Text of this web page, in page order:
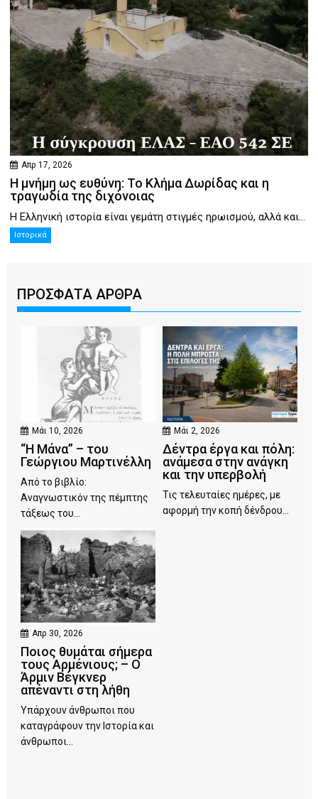
Απρ 17, 2026
Η μνήμη ως ευθύνη: Το Κλήμα Δωρίδας και η
τραγωδία της διχόνοιας
Η Ελληνική ιστορία είναι γεμάτη στιγμές ηρωισμού, αλλά και...
Ιστορικά
ΠΡΟΣΦΑΤΑ ΑΡΘΡΑ
Μάι 10, 2026
“Η Μάνα” – του
Γεώργιου Μαρτινέλλη
Από το βιβλίο:
Αναγνωστικόν της πέμπτης
τάξεως του...
Μάι 2, 2026
Δέντρα έργα και πόλη:
ανάμεσα στην ανάγκη
και την υπερβολή
Τις τελευταίες ημέρες, με
αφορμή την κοπή δένδρου...
Απρ 30, 2026
Ποιος θυμάται σήμερα
τους Αρμένιους; – Ο
Άρμιν Βέγκνερ
απέναντι στη λήθη
Υπάρχουν άνθρωποι που
καταγράφουν την Ιστορία και
άνθρωποι...